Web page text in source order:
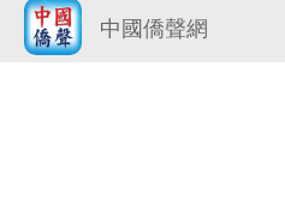
活动在“中秋快乐
中國僑聲網